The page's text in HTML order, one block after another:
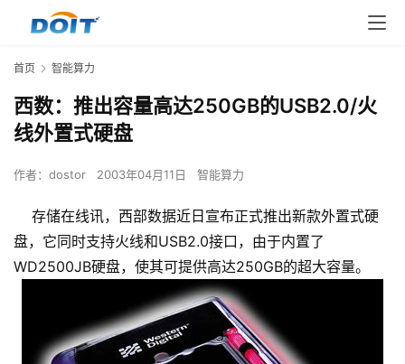
首页 智能算力
西数：推出容量高达250GB的USB2.0/火
线外置式硬盘
作者： dostor 2003年04月11日 智能算力
存储在线讯，西部数据近日宣布正式推出新款外置式硬
盘，它同时支持火线和USB2.0接口，由于内置了
WD2500JB硬盘，使其可提供高达250GB的超大容量。